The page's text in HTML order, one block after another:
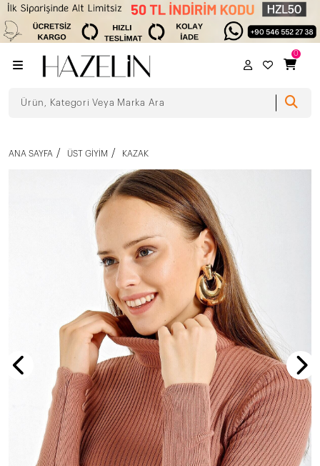
0
ANA SAYFA ÜST GIYIM KAZAK